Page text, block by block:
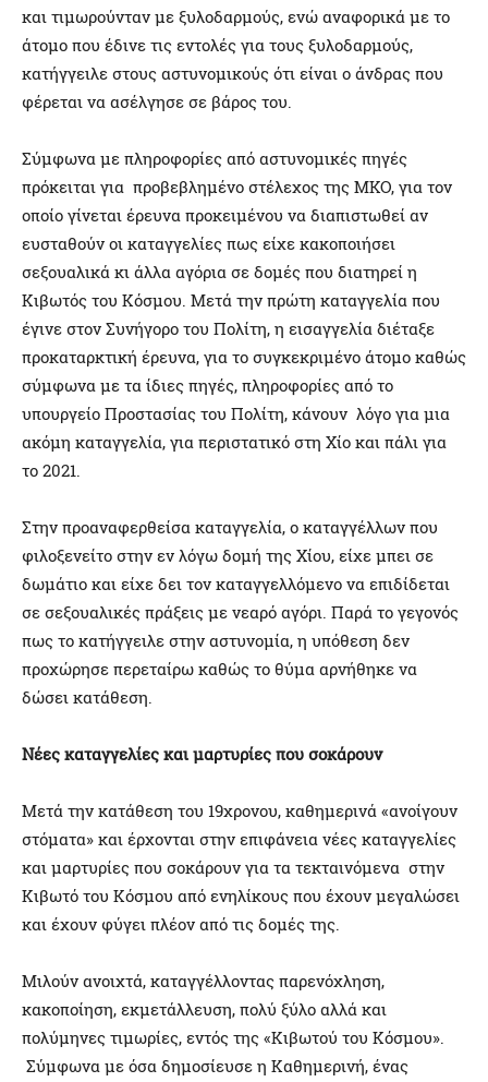
και τιμωρούνταν με ξυλοδαρμούς, ενώ αναφορικά με το
άτομο που έδινε τις εντολές για τους ξυλοδαρμούς,
κατήγγειλε στους αστυνομικούς ότι είναι ο άνδρας που
φέρεται να ασέλγησε σε βάρος του.
Σύμφωνα με πληροφορίες από αστυνομικές πηγές
πρόκειται για προβεβλημένο στέλεχος της ΜΚΟ, για τον
οποίο γίνεται έρευνα προκειμένου να διαπιστωθεί αν
ευσταθούν οι καταγγελίες πως είχε κακοποιήσει
σεξουαλικά κι άλλα αγόρια σε δομές που διατηρεί η
Κιβωτός του Κόσμου. Μετά την πρώτη καταγγελία που
έγινε στον Συνήγορο του Πολίτη, η εισαγγελία διέταξε
προκαταρκτική έρευνα, για το συγκεκριμένο άτομο καθώς
σύμφωνα με τα ίδιες πηγές, πληροφορίες από το
υπουργείο Προστασίας του Πολίτη, κάνουν λόγο για μια
ακόμη καταγγελία, για περιστατικό στη Χίο και πάλι για
το 2021.
Στην προαναφερθείσα καταγγελία, ο καταγγέλλων που
φιλοξενείτο στην εν λόγω δομή της Χίου, είχε μπει σε
δωμάτιο και είχε δει τον καταγγελλόμενο να επιδίδεται
σε σεξουαλικές πράξεις με νεαρό αγόρι. Παρά το γεγονός
πως το κατήγγειλε στην αστυνομία, η υπόθεση δεν
προχώρησε περεταίρω καθώς το θύμα αρνήθηκε να
δώσει κατάθεση.
Νέες καταγγελίες και μαρτυρίες που σοκάρουν
Μετά την κατάθεση του 19χρονου, καθημερινά «ανοίγουν
στόματα» και έρχονται στην επιφάνεια νέες καταγγελίες
και μαρτυρίες που σοκάρουν για τα τεκταινόμενα στην
Κιβωτό του Κόσμου από ενηλίκους που έχουν μεγαλώσει
και έχουν φύγει πλέον από τις δομές της.
Μιλούν ανοιχτά, καταγγέλλοντας παρενόχληση,
κακοποίηση, εκμετάλλευση, πολύ ξύλο αλλά και
πολύμηνες τιμωρίες, εντός της «Κιβωτού του Κόσμου».
Σύμφωνα με όσα δημοσίευσε η Καθημερινή, ένας